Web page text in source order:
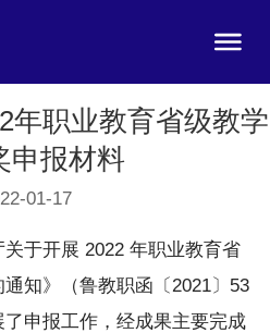
年职业教育省级教学
申报材料
01-17
于开展 2022 年职业教育省
知》（鲁教职函〔2021〕53
申报工作，经成果主要完成